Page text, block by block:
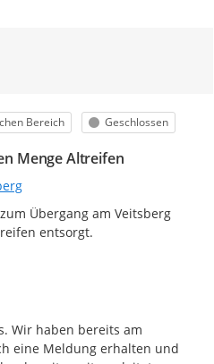
Bereich Status
Geschlossen
Menge Altreifen
Übergang am Veitsberg
entsorgt.
Wir haben bereits am
eine Meldung erhalten und